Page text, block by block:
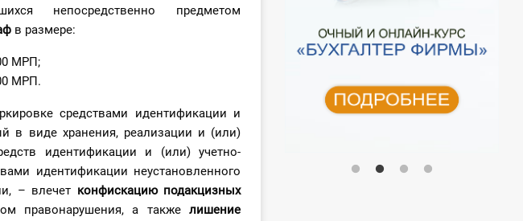
непосредственно предметом
в размере:
МРП;
МРП.
средствами идентификации и
в виде хранения, реализации и (или)
идентификации и (или) учетно-
идентификации неустановленного
– влечет конфискацию подакцизных
правонарушения, а также лишение